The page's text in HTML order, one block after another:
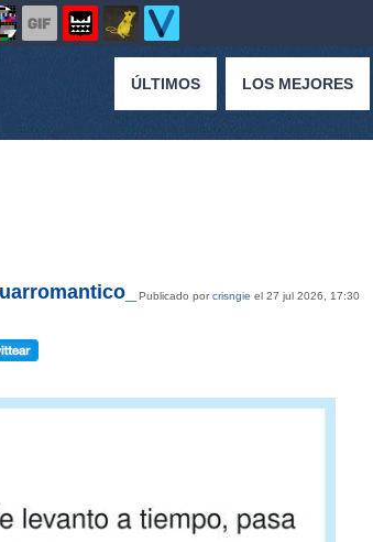
ÚLTIMOS LOS MEJORES
Publicado porcrisngie el 27 jul 2026, 17:30